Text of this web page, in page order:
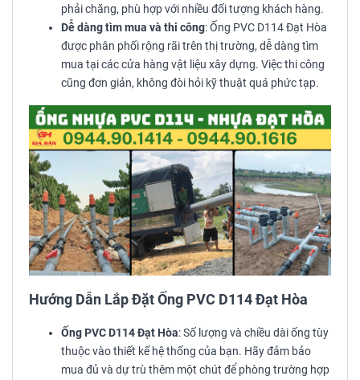
phải chăng, phù hợp với nhiều đối tượng khách hàng.
Dễ dàng tìm mua và thi công: Ống PVC D114 Đạt Hòa
được phân phối rộng rãi trên thị trường, dễ dàng tìm
mua tại các cửa hàng vật liệu xây dựng. Việc thi công
cũng đơn giản, không đòi hỏi kỹ thuật quá phức tạp.
Hướng Dẫn Lắp Đặt Ống PVC D114 Đạt Hòa
Ống PVC D114 Đạt Hòa: Số lượng và chiều dài ống tùy
thuộc vào thiết kế hệ thống của bạn. Hãy đảm bảo
mua đủ và dự trù thêm một chút để phòng trường hợp